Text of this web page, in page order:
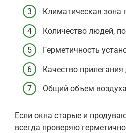
Климатическая зона
Количество людей,
Герметичность
Качество
Общий объем
Если окна старые и
всегда проверяю